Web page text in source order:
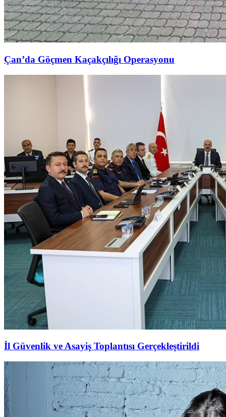
Çan’da Göçmen Kaçakçılığı Operasyonu
İl Güvenlik ve Asayiş Toplantısı Gerçekleştirildi